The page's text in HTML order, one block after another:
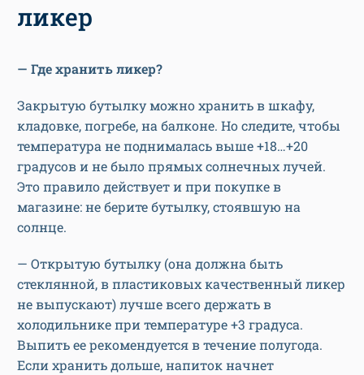
ликер
— Где хранить ликер?
Закрытую бутылку можно хранить в шкафу,
кладовке, погребе, на балконе. Но следите, чтобы
температура не поднималась выше +18…+20
градусов и не было прямых солнечных лучей.
Это правило действует и при покупке в
магазине: не берите бутылку, стоявшую на
солнце.
— Открытую бутылку (она должна быть
стеклянной, в пластиковых качественный ликер
не выпускают) лучше всего держать в
холодильнике при температуре +3 градуса.
Выпить ее рекомендуется в течение полугода.
Если хранить дольше, напиток начнет